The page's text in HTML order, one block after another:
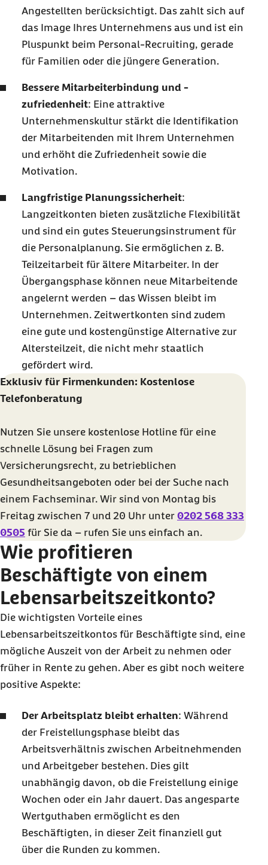
Angestellten berücksichtigt. Das zahlt sich auf
das Image Ihres Unternehmens aus und ist ein
Pluspunkt beim Personal-Recruiting, gerade
für Familien oder die jüngere Generation.
Bessere Mitarbeiterbindung und -
zufriedenheit: Eine attraktive
Unternehmenskultur stärkt die Identifikation
der Mitarbeitenden mit Ihrem Unternehmen
und erhöht die Zufriedenheit sowie die
Motivation.
Langfristige Planungssicherheit:
Langzeitkonten bieten zusätzliche Flexibilität
und sind ein gutes Steuerungsinstrument für
die Personalplanung. Sie ermöglichen z. B.
Teilzeitarbeit für ältere Mitarbeiter. In der
Übergangsphase können neue Mitarbeitende
angelernt werden – das Wissen bleibt im
Unternehmen. Zeitwertkonten sind zudem
eine gute und kostengünstige Alternative zur
Altersteilzeit, die nicht mehr staatlich
gefördert wird.
Exklusiv für Firmenkunden: Kostenlose
Telefonberatung
Nutzen Sie unsere kostenlose Hotline für eine
schnelle Lösung bei Fragen zum
Versicherungsrecht, zu betrieblichen
Gesundheitsangeboten oder bei der Suche nach
einem Fachseminar. Wir sind von Montag bis
Freitag zwischen 7 und 20 Uhr unter 0202 568 333
0505 für Sie da – rufen Sie uns einfach an.
Wie profitieren
Beschäftigte von einem
Lebensarbeitszeitkonto?
Die wichtigsten Vorteile eines
Lebensarbeitszeitkontos für Beschäftigte sind, eine
mögliche Auszeit von der Arbeit zu nehmen oder
früher in Rente zu gehen. Aber es gibt noch weitere
positive Aspekte:
Der Arbeitsplatz bleibt erhalten: Während
der Freistellungsphase bleibt das
Arbeitsverhältnis zwischen Arbeitnehmenden
und Arbeitgeber bestehen. Dies gilt
unabhängig davon, ob die Freistellung einige
Wochen oder ein Jahr dauert. Das angesparte
Wertguthaben ermöglicht es den
Beschäftigten, in dieser Zeit finanziell gut
über die Runden zu kommen.